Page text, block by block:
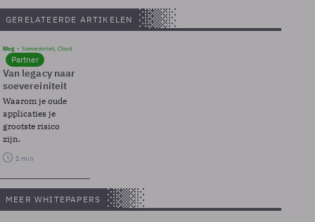
GERELATEERDE ARTIKELEN
Blog Soevereinteit, Cloud
Partner
Van legacy naar
soevereiniteit
Waarom je oude
applicaties je
grootste risico
zijn.
1 min
MEER WHITEPAPERS